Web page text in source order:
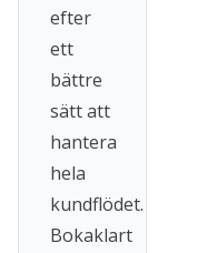
efter
ett
bättre
sätt att
hantera
hela
kundflödet.
Bokaklart